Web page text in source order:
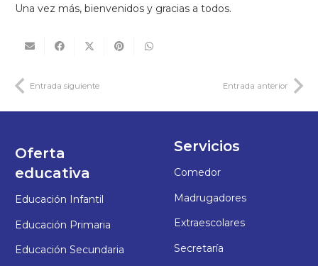
Una vez más, bienvenidos y gracias a todos.
Entrada siguiente Entrada anterior
Oferta
educativa
Educación Infantil
Educación Primaria
Educación Secundaria
Servicios
Comedor
Madrugadores
Extraescolares
Secretaría